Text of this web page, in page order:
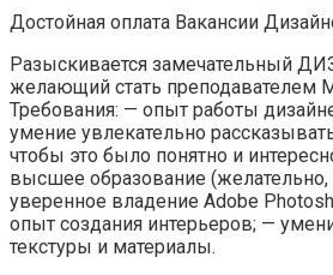
Достойная оплата Вакансии
Разыскивается замечательный
желающий стать преподавателем
Требования: — опыт работы
умение увлекательно
чтобы это было понятно и
высшее образование (желательно,
уверенное владение Adobe
опыт создания интерьеров; —
текстуры и материалы.